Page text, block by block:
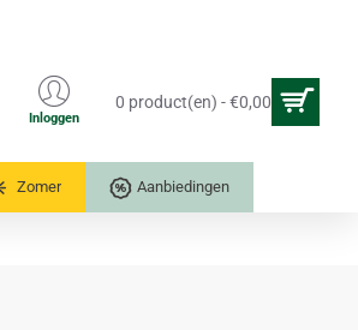
Inloggen
0 product(en) - €0,00
Zomer Aanbiedingen